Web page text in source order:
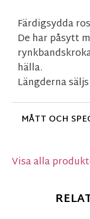
Färdigsydda
De har påsytt
hälla.
Längderna
MÅTT OCH
Visa alla